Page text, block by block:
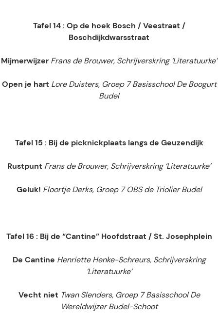
Tafel 14 : Op de hoek Bosch / Veestraat /
Boschdijkdwarsstraat
Mijmerwijzer Frans de Brouwer, Schrijverskring ‘Literatuurke’
Open je hart Lore Duisters, Groep 7 Basisschool De Boogurt
Budel
Tafel 15 : Bij de picknickplaats langs de Geuzendijk
Rustpunt Frans de Brouwer, Schrijverskring ‘Literatuurke’
Geluk! Floortje Derks, Groep 7 OBS de Triolier Budel
Tafel 16 : Bij de “Cantine” Hoofdstraat / St. Josephplein
De Cantine Henriette Henke-Schreurs, Schrijverskring
‘Literatuurke’
Vecht niet Twan Slenders, Groep 7 Basisschool De
Wereldwijzer Budel-Schoot